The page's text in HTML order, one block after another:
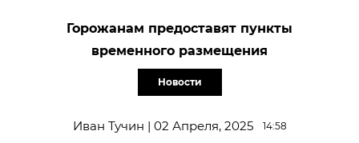
Горожанам предоставят пункты
временного размещения
Новости
Иван Тучин | 02 Апреля, 2025 14:58